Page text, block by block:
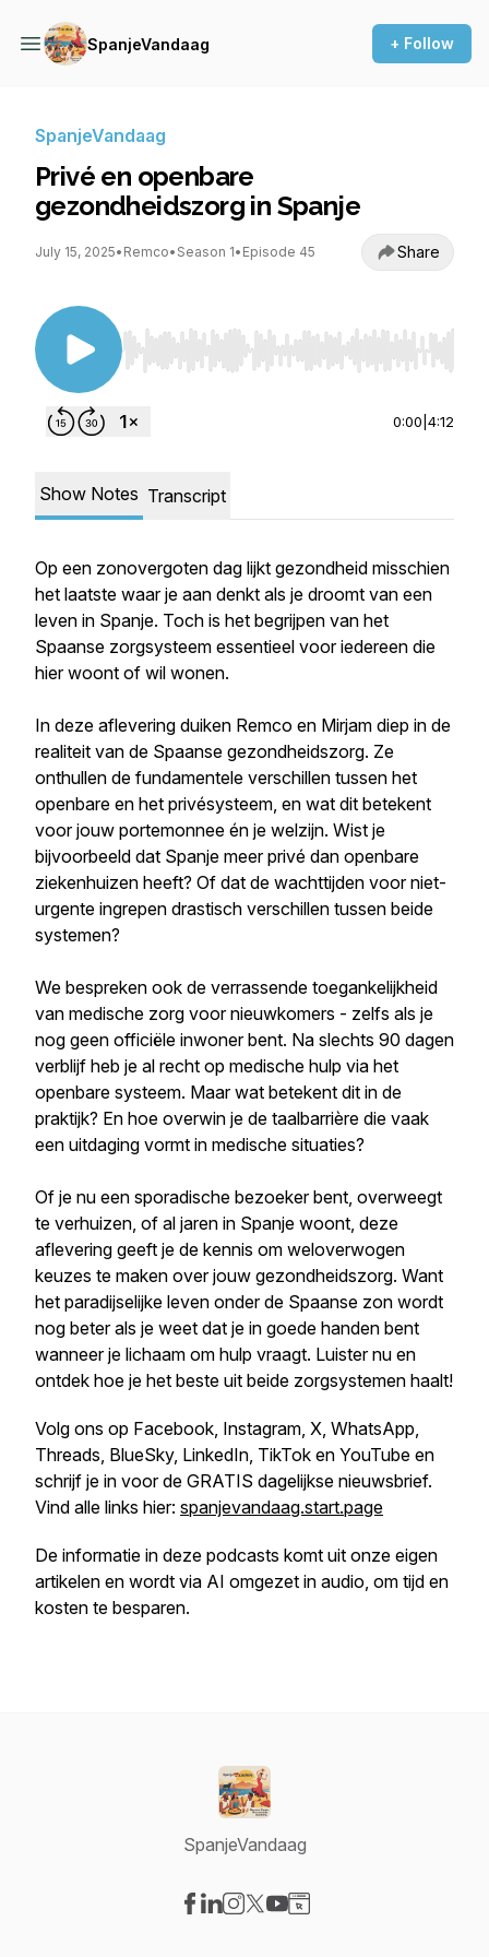
SpanjeVandaag + Follow
SpanjeVandaag
Privé en openbare
gezondheidszorg in Spanje
July 15, 2025• Remco• Season 1• Episode 45 Share
Use Left/Right to seek, Home/End to jump to
0:00 4:12
Show Notes Transcript
Op een zonovergoten dag lijkt gezondheid misschien
het laatste waar je aan denkt als je droomt van een
leven in Spanje. Toch is het begrijpen van het
Spaanse zorgsysteem essentieel voor iedereen die
hier woont of wil wonen.
In deze aflevering duiken Remco en Mirjam diep in de
realiteit van de Spaanse gezondheidszorg. Ze
onthullen de fundamentele verschillen tussen het
openbare en het privésysteem, en wat dit betekent
voor jouw portemonnee én je welzijn. Wist je
bijvoorbeeld dat Spanje meer privé dan openbare
ziekenhuizen heeft? Of dat de wachttijden voor niet-
urgente ingrepen drastisch verschillen tussen beide
systemen?
We bespreken ook de verrassende toegankelijkheid
van medische zorg voor nieuwkomers - zelfs als je
nog geen officiële inwoner bent. Na slechts 90 dagen
verblijf heb je al recht op medische hulp via het
openbare systeem. Maar wat betekent dit in de
praktijk? En hoe overwin je de taalbarrière die vaak
een uitdaging vormt in medische situaties?
Of je nu een sporadische bezoeker bent, overweegt
te verhuizen, of al jaren in Spanje woont, deze
aflevering geeft je de kennis om weloverwogen
keuzes te maken over jouw gezondheidszorg. Want
het paradijselijke leven onder de Spaanse zon wordt
nog beter als je weet dat je in goede handen bent
wanneer je lichaam om hulp vraagt. Luister nu en
ontdek hoe je het beste uit beide zorgsystemen haalt!
Volg ons op Facebook, Instagram, X, WhatsApp,
Threads, BlueSky, LinkedIn, TikTok en YouTube en
schrijf je in voor de GRATIS dagelijkse nieuwsbrief.
Vind alle links hier: spanjevandaag.start.page
De informatie in deze podcasts komt uit onze eigen
artikelen en wordt via AI omgezet in audio, om tijd en
kosten te besparen.
SpanjeVandaag